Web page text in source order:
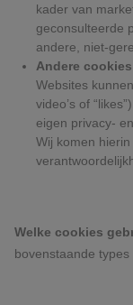
kader van
geconsulteerde
andere, niet-
Andere
Websites
video’s of
eigen privacy-
Wij komen
Welke cookies
bovenstaande types